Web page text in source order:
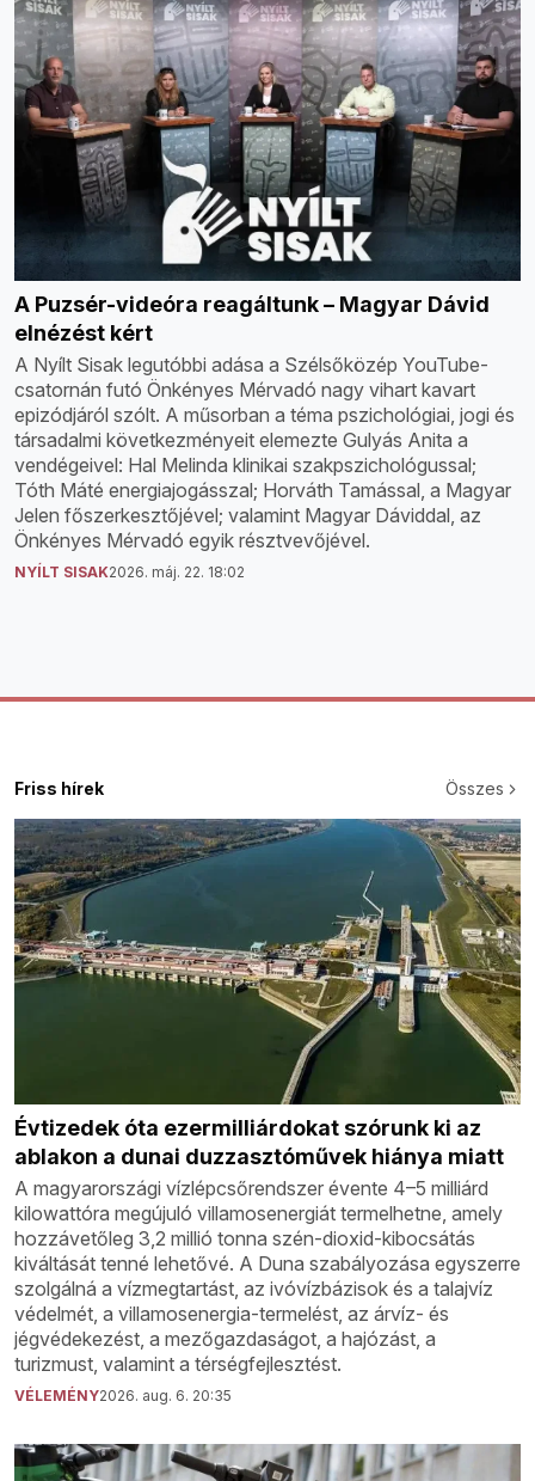
A Puzsér-videóra reagáltunk – Magyar Dávid
elnézést kért
A Nyílt Sisak legutóbbi adása a Szélsőközép YouTube-
csatornán futó Önkényes Mérvadó nagy vihart kavart
epizódjáról szólt. A műsorban a téma pszichológiai, jogi és
társadalmi következményeit elemezte Gulyás Anita a
vendégeivel: Hal Melinda klinikai szakpszichológussal;
Tóth Máté energiajogásszal; Horváth Tamással, a Magyar
Jelen főszerkesztőjével; valamint Magyar Dáviddal, az
Önkényes Mérvadó egyik résztvevőjével.
NYÍLT SISAK2026. máj. 22. 18:02
Friss hírek Összes
Évtizedek óta ezermilliárdokat szórunk ki az
ablakon a dunai duzzasztóművek hiánya miatt
A magyarországi vízlépcsőrendszer évente 4–5 milliárd
kilowattóra megújuló villamosenergiát termelhetne, amely
hozzávetőleg 3,2 millió tonna szén-dioxid-kibocsátás
kiváltását tenné lehetővé. A Duna szabályozása egyszerre
szolgálná a vízmegtartást, az ivóvízbázisok és a talajvíz
védelmét, a villamosenergia-termelést, az árvíz- és
jégvédekezést, a mezőgazdaságot, a hajózást, a
turizmust, valamint a térségfejlesztést.
VÉLEMÉNY2026. aug. 6. 20:35